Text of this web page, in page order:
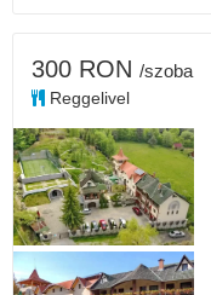
300 RON /szoba
Reggelivel